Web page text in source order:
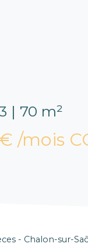
| 70 m²
€ /mois
- Chalon-sur-